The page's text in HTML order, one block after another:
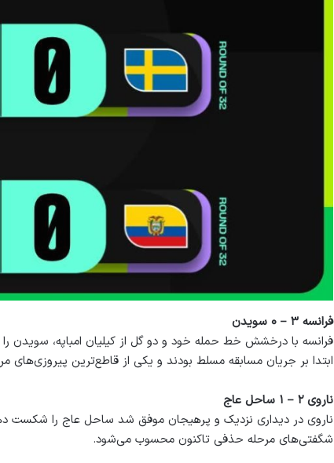
فرانسه ۳ – ۰ سویدن
فرانسه با درخشش خط حمله خود و دو گل از کیلیان امباپه، سویدن
ابتدا بر جریان مسابقه مسلط بودند و یکی از قاطع‌ترین پیروزی‌های
ناروی ۲ – ۱ ساحل عاج
ناروی در دیداری نزدیک و پرهیجان موفق شد ساحل عاج را شکست
شگفتی‌های مرحله حذفی تاکنون محسوب می‌شود.